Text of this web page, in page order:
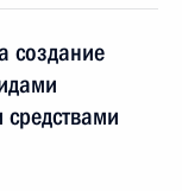
создание